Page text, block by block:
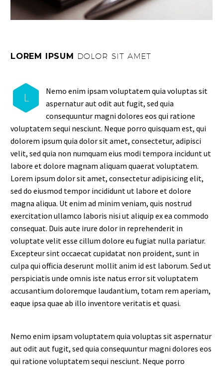
LOREM IPSUM DOLOR SIT AMET
L
Nemo enim ipsam voluptatem quia voluptas sit
aspernatur aut odit aut fugit, sed quia
consequuntur magni dolores eos qui ratione
voluptatem sequi nesciunt. Neque porro quisquam est, qui
dolorem ipsum quia dolor sit amet, consectetur, adipisci
velit, sed quia non numquam eius modi tempora incidunt ut
labore et dolore magnam aliquam quaerat voluptatem.
Lorem ipsum dolor sit amet, consectetur adipisicing elit,
sed do eiusmod tempor incididunt ut labore et dolore
magna aliqua. Ut enim ad minim veniam, quis nostrud
exercitation ullamco laboris nisi ut aliquip ex ea commodo
consequat. Duis aute irure dolor in reprehenderit in
voluptate velit esse cillum dolore eu fugiat nulla pariatur.
Excepteur sint occaecat cupidatat non proident, sunt in
culpa qui officia deserunt mollit anim id est laborum. Sed ut
perspiciatis unde omnis iste natus error sit voluptatem
accusantium doloremque laudantium, totam rem aperiam,
eaque ipsa quae ab illo inventore veritatis et quasi.
Nemo enim ipsam voluptatem quia voluptas sit aspernatur
aut odit aut fugit, sed quia consequuntur magni dolores eos
qui ratione voluptatem sequi nesciunt. Neque porro